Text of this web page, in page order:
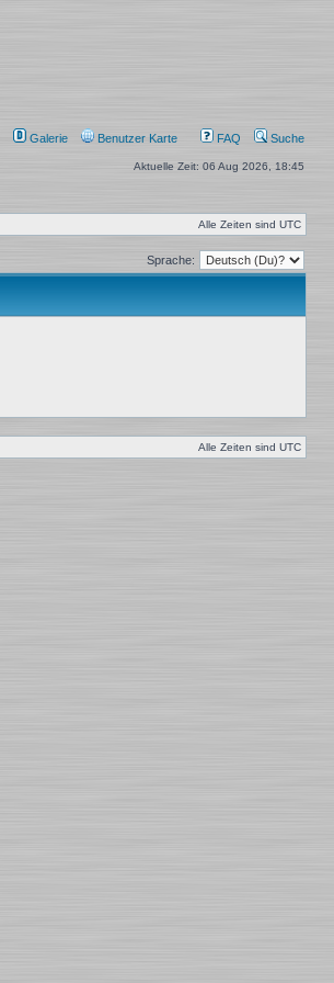
Galerie Benutzer Karte FAQ Suche
Aktuelle Zeit: 06 Aug 2026, 18:45
Alle Zeiten sind UTC
Sprache:
Alle Zeiten sind UTC